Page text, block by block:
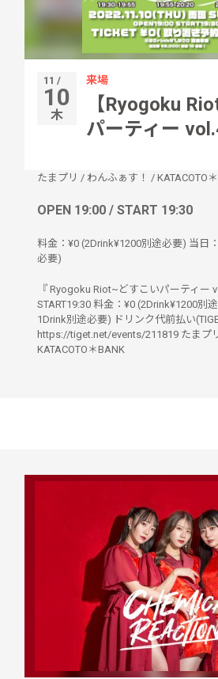
11 /
10
木
来場
【Ryogoku
パーティー
たまプリ / わんふぁす！ / KATACOTO
OPEN 19:00 / START 19:30
料金：¥0 (2Drink¥1200別途必要) 当日
必要)
『 Ryogoku Riot~どすこいパーティー
START19:30 料金：¥0 (2Drink¥1200別
1Drink別途必要) ドリンク代前払い
https://tiget.net/events/211819 たまプ
KATACOTO＊BANK